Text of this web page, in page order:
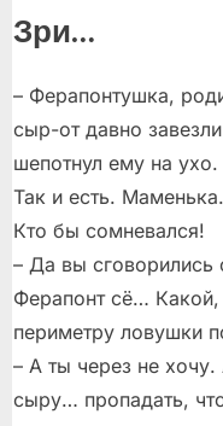
Зри…
– Ферапонтушка,
сыр-от давно
шепотнул ему на ухо.
Так и есть. Маменька.
Кто бы сомневался!
– Да вы сговорились
Ферапонт сё…
периметру ловушки
– А ты через не
сыру… пропадать,